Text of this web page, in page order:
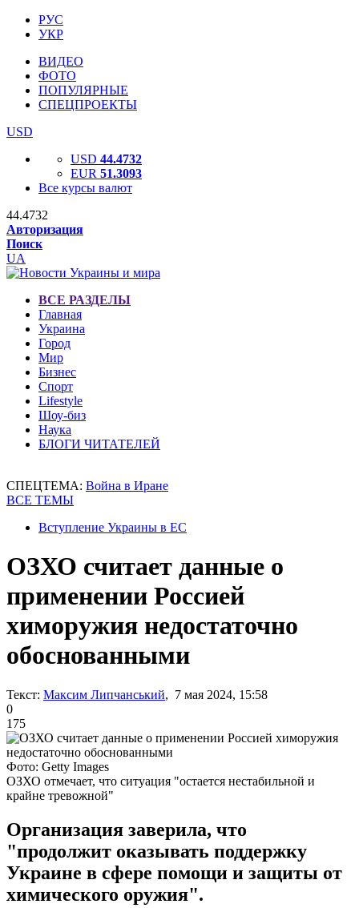
РУС
УКР
ВИДЕО
ФОТО
ПОПУЛЯРНЫЕ
СПЕЦПРОЕКТЫ
USD
USD 44.4732
EUR 51.3093
Все курсы валют
44.4732
Авторизация
Поиск
UA
ВСЕ РАЗДЕЛЫ
Главная
Украина
Город
Мир
Бизнес
Спорт
Lifestyle
Шоу-биз
Наука
БЛОГИ ЧИТАТЕЛЕЙ
СПЕЦТЕМА: Война в Иране
ВСЕ ТЕМЫ
Вступление Украины в ЕС
ОЗХО считает данные о
применении Россией
химоружия недостаточно
обоснованными
Текст: Максим Липчанський, 7 мая 2024, 15:58
0
175
Фото: Getty Images
ОЗХО отмечает, что ситуация "остается нестабильной и
крайне тревожной"
Организация заверила, что
"продолжит оказывать поддержку
Украине в сфере помощи и защиты от
химического оружия".